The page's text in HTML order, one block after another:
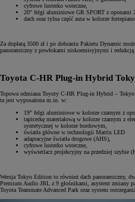
cyfrowe lusterko wsteczne,
20" felgi aluminiowe GR SPORT z oponami
dach oraz tylna część auta w kolorze
Za dopłatą 3500 zł i po dobraniu Pakietu Dynamic
panoramiczny z powłokami niskoemisyjnymi i redukcją
Toyota C-HR Plug-in Hybrid
Topowa odmiana Toyoty C-HR Plug-in Hybrid –
ta jest wyposażona m.in. w:
19" felgi aluminiowe w kolorze czarnym z
tapicerkę materiałową w kolorze czarnym z
syntetycznej w kolorze bordowym,
światła główne w technologii Matrix LED
adaptacyjne światła drogowe (AHS),
cyfrowe lusterko wsteczne,
wyświetlacz projekcyjny na przedniej szybie
Wersja Tokyo Edition to również dach panoramiczny,
Premium Audio JBL z 9 głośnikami, asystent zmiany
Toyota Teammate Advanced Park oraz system